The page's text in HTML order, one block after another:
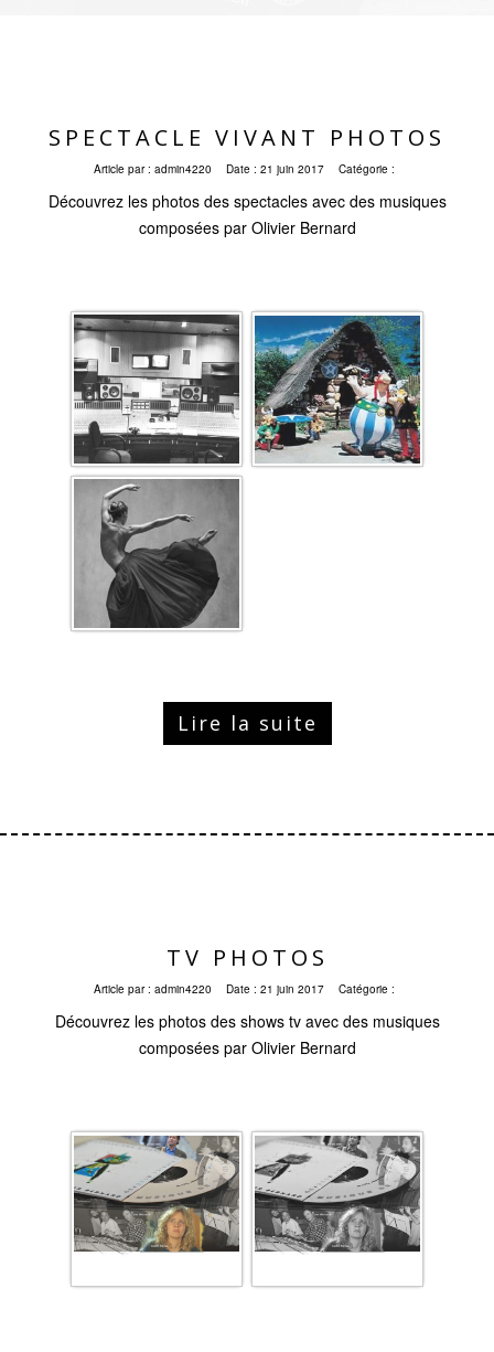
SPECTACLE VIVANT PHOTOS
Article par : admin4220 Date : 21 juin 2017 Catégorie :
Découvrez les photos des spectacles avec des musiques
composées par Olivier Bernard
Lire la suite
TV PHOTOS
Article par : admin4220 Date : 21 juin 2017 Catégorie :
Découvrez les photos des shows tv avec des musiques
composées par Olivier Bernard